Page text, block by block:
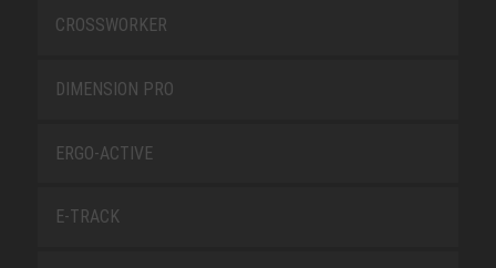
CROSSWORKER
DIMENSION PRO
ERGO-ACTIVE
E-TRACK